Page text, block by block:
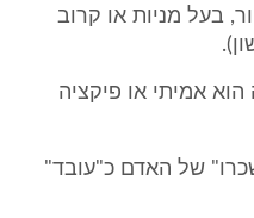
בעל מניות או קרוב
אמיתי או פיקציה
של האדם כ"עובד"